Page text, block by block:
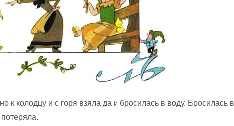
к колодцу и с горя взяла да и бросилась в воду. Бросилась в